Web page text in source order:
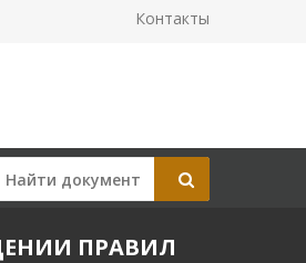
Контакты
ПРАВИЛ